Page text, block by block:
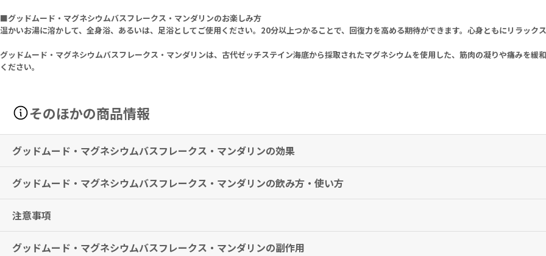
■グッドムード・マグネシウムバスフレークス・マンダリンのお楽しみ方
温かいお湯に溶かして、全身浴、あるいは、足浴としてご使用ください。20分以上つかることで、回復力を高める期待ができます。心身ともにリラック
グッドムード・マグネシウムバスフレークス・マンダリンは、古代ゼッチステイン海底から採取されたマグネシウムを使用した、筋肉の凝りや痛みを緩
ください。
そのほかの商品情報
グッドムード・マグネシウムバスフレークス・マンダリンの効果
筋肉の凝りや痛みの緩和が期待できる入浴剤です。
※メーカー推奨使用期間として
グッドムード・マグネシウムバスフレークス・マンダリンの飲み方・使い方
1パック1回分です。
注意事項
本製品は入浴剤です。サプリメントではありませんのでご注意ください。
グッドムード・マグネシウムバスフレークス・マンダリンの副作用